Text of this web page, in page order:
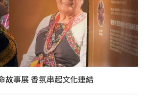
故事展 香氛串起文化連結